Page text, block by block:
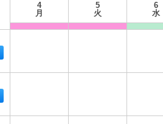
4
月
5
火
6
水